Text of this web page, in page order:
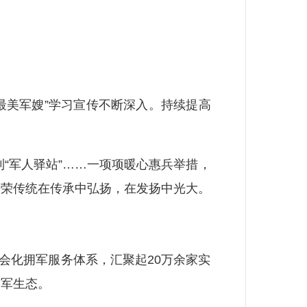
军嫂”学习宣传不断深入。持续提高
军人驿站”……一项项暖心惠兵举措，
传统在传承中弘扬，在发扬中光大。
拥军服务体系，汇聚起20万余家实
生态。